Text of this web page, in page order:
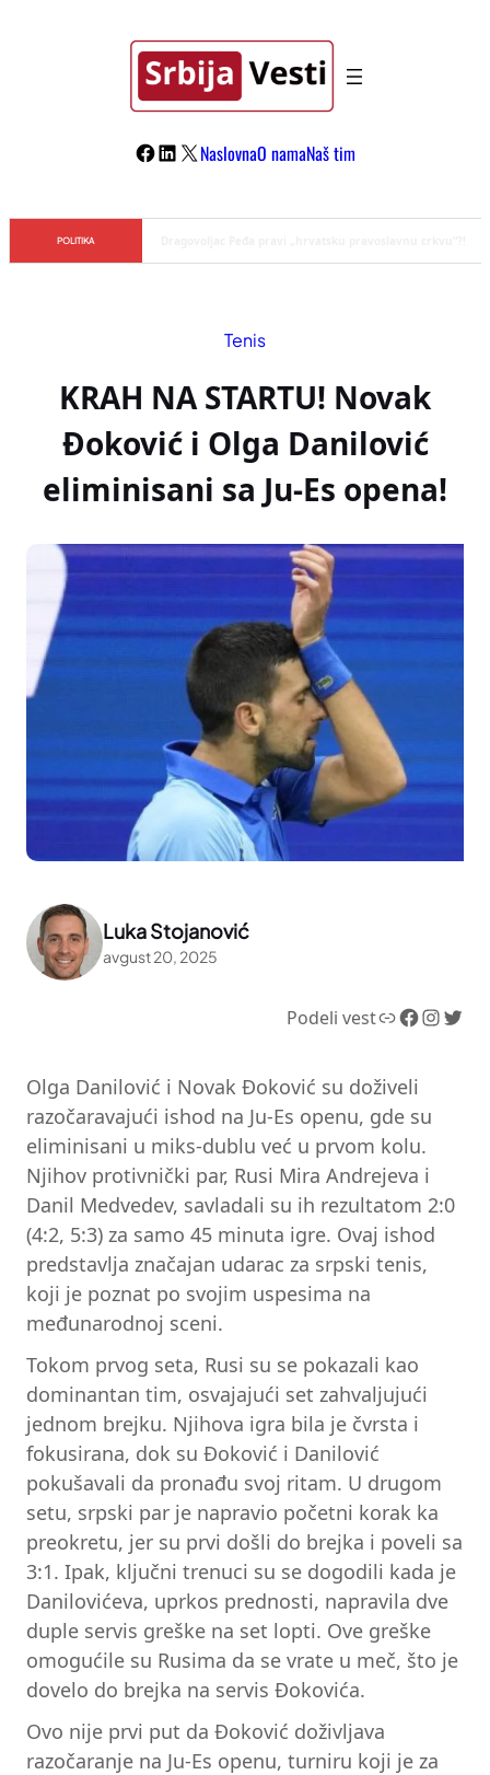
Facebook
LinkedIn
X NaslovnaO namaNaš tim
POLITIKA
Tenis
KRAH NA STARTU! Novak
Đoković i Olga Danilović
eliminisani sa Ju-Es opena!
Luka Stojanović
avgust 20, 2025
Podeli vestLink Facebook InstagramTwitter
Olga Danilović i Novak Đoković su doživeli
razočaravajući ishod na Ju-Es openu, gde su
eliminisani u miks-dublu već u prvom kolu.
Njihov protivnički par, Rusi Mira Andrejeva i
Danil Medvedev, savladali su ih rezultatom 2:0
(4:2, 5:3) za samo 45 minuta igre. Ovaj ishod
predstavlja značajan udarac za srpski tenis,
koji je poznat po svojim uspesima na
međunarodnoj sceni.
Tokom prvog seta, Rusi su se pokazali kao
dominantan tim, osvajajući set zahvaljujući
jednom brejku. Njihova igra bila je čvrsta i
fokusirana, dok su Đoković i Danilović
pokušavali da pronađu svoj ritam. U drugom
setu, srpski par je napravio početni korak ka
preokretu, jer su prvi došli do brejka i poveli sa
3:1. Ipak, ključni trenuci su se dogodili kada je
Danilovićeva, uprkos prednosti, napravila dve
duple servis greške na set lopti. Ove greške
omogućile su Rusima da se vrate u meč, što je
dovelo do brejka na servis Đokovića.
Ovo nije prvi put da Đoković doživljava
razočaranje na Ju-Es openu, turniru koji je za